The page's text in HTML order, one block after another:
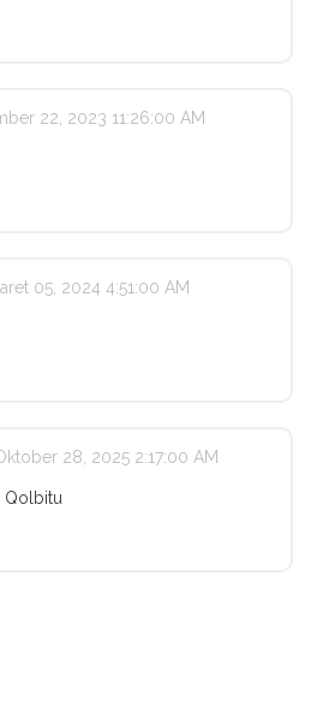
22, 2023 11:26:00 AM
05, 2024 4:51:00 AM
28, 2025 2:17:00 AM
Qolbitu